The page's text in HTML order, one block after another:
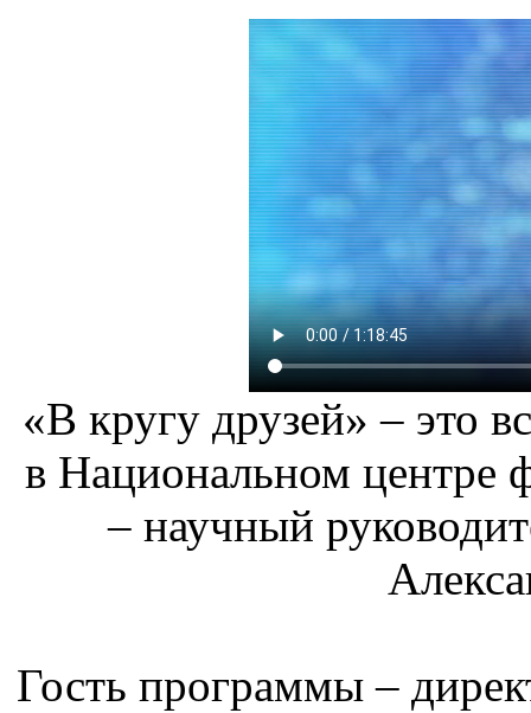
«В кругу друзей» – это
в Национальном центре
– научный
Гость программы –